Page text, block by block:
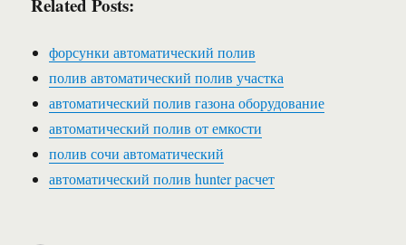
Related Posts:
форсунки автоматический полив
полив автоматический полив участка
автоматический полив газона оборудование
автоматический полив от емкости
полив сочи автоматический
автоматический полив hunter расчет